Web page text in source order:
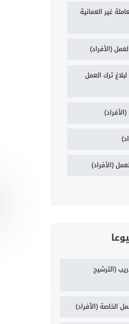
غير العمانية
(الأفراد)
ترك العمل
(الأفراد)
(الترشيح
الخاصة (الأفراد)